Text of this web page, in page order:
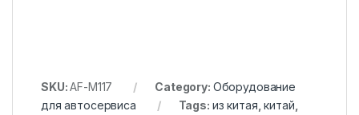
SKU:AF-M117 Category: Оборудование
для автосервиса
Tags: из китая ,китай